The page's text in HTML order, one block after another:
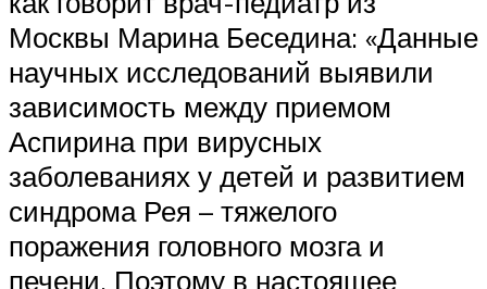
Москвы Марина Беседина: «Данные
научных исследований выявили
зависимость между приемом
Аспирина при вирусных
заболеваниях у детей и развитием
синдрома Рея – тяжелого
поражения головного мозга и
печени. Поэтому в настоящее